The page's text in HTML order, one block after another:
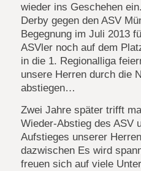
wieder ins Geschehen
Derby gegen den ASV
Begegnung im Juli 2013
ASVler noch auf dem
in die 1. Regionalliga
unsere Herren durch die
abstiegen…
Zwei Jahre später trifft
Wieder-Abstieg des ASV
Aufstieges unserer
dazwischen Es wird
freuen sich auf viele